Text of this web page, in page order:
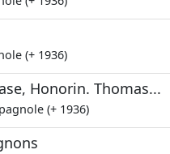
(+ 1936)
Honorin. Thomas...
(+ 1936)